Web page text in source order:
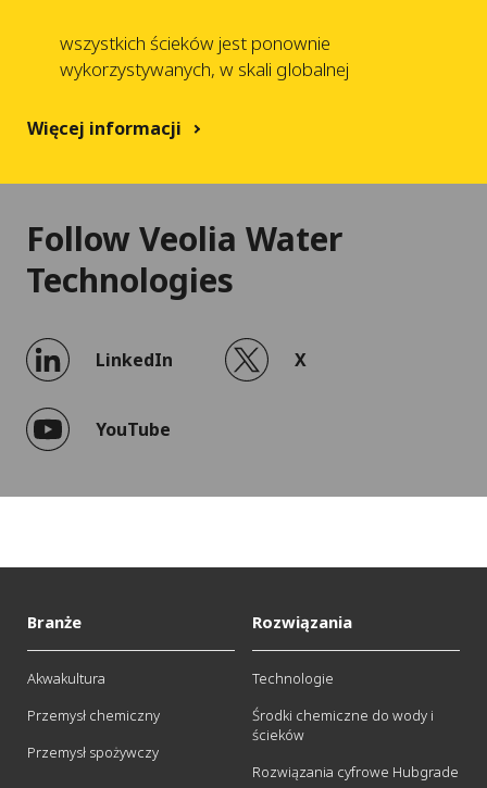
wszystkich ścieków jest ponownie
wykorzystywanych, w skali globalnej
Więcej informacji
Follow Veolia Water
Technologies
LinkedIn X
YouTube
Branże
Akwakultura
Przemysł chemiczny
Przemysł spożywczy
Rozwiązania
Technologie
Środki chemiczne do wody i
ścieków
Rozwiązania cyfrowe Hubgrade